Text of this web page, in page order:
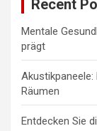
Recent
Mentale
prägt
Räumen
Entdecken Sie